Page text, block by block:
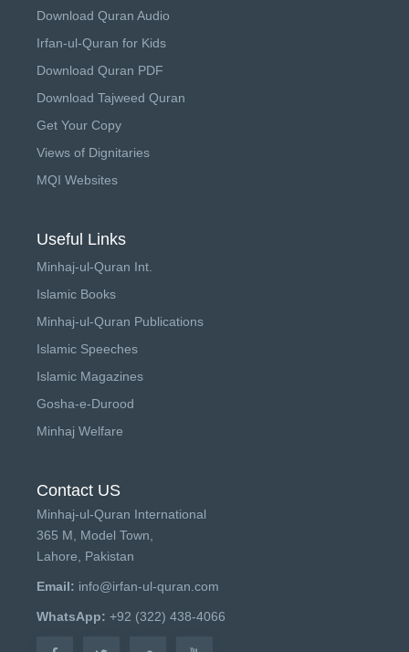
Download Quran Audio
Irfan-ul-Quran for Kids
Download Quran PDF
Download Tajweed Quran
Get Your Copy
Views of Dignitaries
MQI Websites
Useful Links
Minhaj-ul-Quran Int.
Islamic Books
Minhaj-ul-Quran Publications
Islamic Speeches
Islamic Magazines
Gosha-e-Durood
Minhaj Welfare
Contact US
Minhaj-ul-Quran International
365 M, Model Town,
Lahore, Pakistan
Email: info@irfan-ul-quran.com
WhatsApp: +92 (322) 438-4066